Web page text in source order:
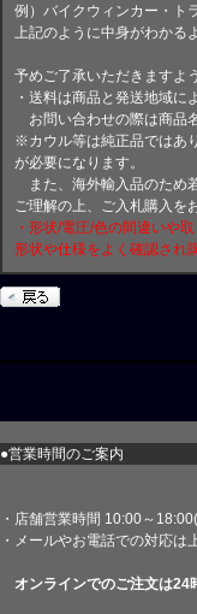
例）バイクウィンカー・ト
上記のように中身がわかる
予めご了承いただきますよ
・送料は商品と発送地域に
お問い合わせの際は商品
※カウル等は純正品ではあ
が必要になります。
また、海外輸入品のため
ご理解の上、ご入札購入を
・形状/電圧/色の間違いや
形状や仕様をよく確認され
●営業時間のご案内
・店舗営業時間 10:00～
・メールやお電話での対応は
オンラインでのご注文は24